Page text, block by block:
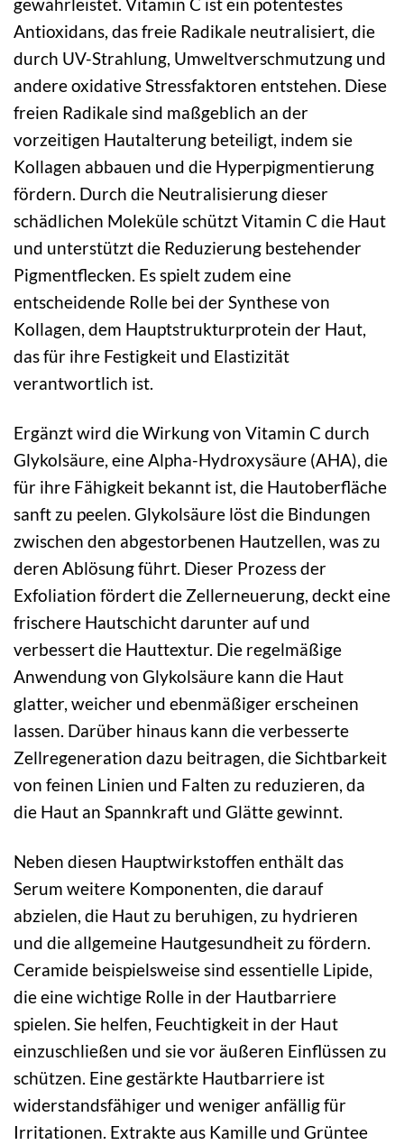
Antioxidans, das freie Radikale neutralisiert, die
durch UV-Strahlung, Umweltverschmutzung und
andere oxidative Stressfaktoren entstehen. Diese
freien Radikale sind maßgeblich an der
vorzeitigen Hautalterung beteiligt, indem sie
Kollagen abbauen und die Hyperpigmentierung
fördern. Durch die Neutralisierung dieser
schädlichen Moleküle schützt Vitamin C die Haut
und unterstützt die Reduzierung bestehender
Pigmentflecken. Es spielt zudem eine
entscheidende Rolle bei der Synthese von
Kollagen, dem Hauptstrukturprotein der Haut,
das für ihre Festigkeit und Elastizität
verantwortlich ist.
Ergänzt wird die Wirkung von Vitamin C durch
Glykolsäure, eine Alpha-Hydroxysäure (AHA), die
für ihre Fähigkeit bekannt ist, die Hautoberfläche
sanft zu peelen. Glykolsäure löst die Bindungen
zwischen den abgestorbenen Hautzellen, was zu
deren Ablösung führt. Dieser Prozess der
Exfoliation fördert die Zellerneuerung, deckt eine
frischere Hautschicht darunter auf und
verbessert die Hauttextur. Die regelmäßige
Anwendung von Glykolsäure kann die Haut
glatter, weicher und ebenmäßiger erscheinen
lassen. Darüber hinaus kann die verbesserte
Zellregeneration dazu beitragen, die Sichtbarkeit
von feinen Linien und Falten zu reduzieren, da
die Haut an Spannkraft und Glätte gewinnt.
Neben diesen Hauptwirkstoffen enthält das
Serum weitere Komponenten, die darauf
abzielen, die Haut zu beruhigen, zu hydrieren
und die allgemeine Hautgesundheit zu fördern.
Ceramide beispielsweise sind essentielle Lipide,
die eine wichtige Rolle in der Hautbarriere
spielen. Sie helfen, Feuchtigkeit in der Haut
einzuschließen und sie vor äußeren Einflüssen zu
schützen. Eine gestärkte Hautbarriere ist
widerstandsfähiger und weniger anfällig für
Irritationen. Extrakte aus Kamille und Grüntee